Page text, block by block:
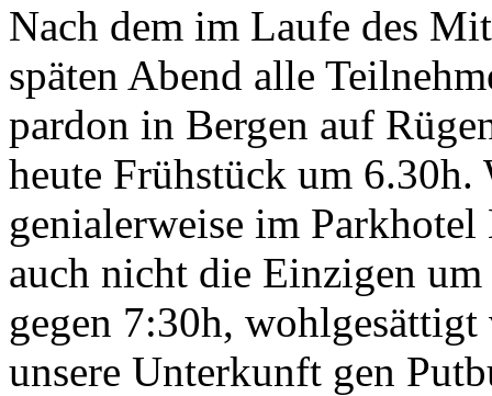
Nach dem im Laufe des
späten Abend alle
pardon in Bergen auf
heute Frühstück um 6.30h.
genialerweise im
auch nicht die Einzigen
gegen 7:30h,
unsere Unterkunft gen